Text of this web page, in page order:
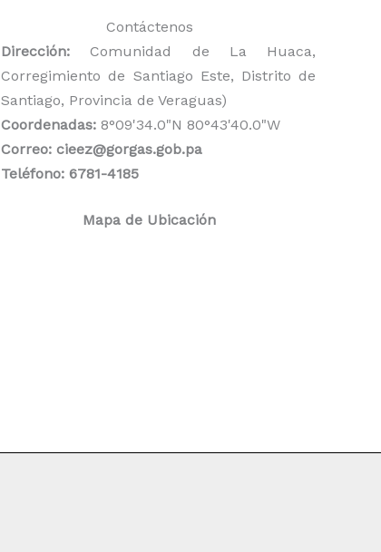
Contáctenos
Dirección: Comunidad de La Huaca,
Corregimiento de Santiago Este, Distrito de
Santiago, Provincia de Veraguas)
Coordenadas: 8°09'34.0"N 80°43'40.0"W
Correo: cieez@gorgas.gob.pa
Teléfono: 6781-4185
Mapa de Ubicación